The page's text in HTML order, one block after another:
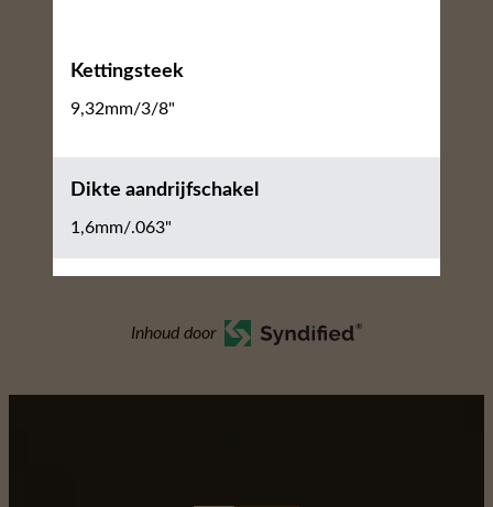
Kettingsteek
9,32mm/3/8"
Dikte aandrijfschakel
1,6mm/.063"
Inhoud door